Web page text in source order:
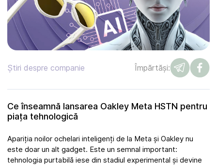
Știri despre companie Împărtăși:
Ce înseamnă lansarea Oakley Meta HSTN pentru
piața tehnologică
Apariția noilor ochelari inteligenți de la Meta și Oakley nu
este doar un alt gadget. Este un semnal important:
tehnologia purtabilă iese din stadiul experimental și devine